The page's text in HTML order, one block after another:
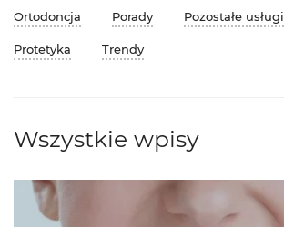
Ortodoncja Porady Pozostałe usługi
Protetyka Trendy
Wszystkie wpisy